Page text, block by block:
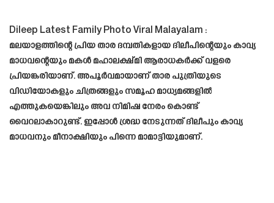
Dileep Latest Family Photo Viral Malayalam :
മലയാളത്തിന്റെ പ്രിയ താര ദമ്പതികളായ ദിലീപിന്റെയും കാവ്യ
മാധവന്റെയും മകൾ മഹാലക്ഷ്മി ആരാധകർക്ക് വളരെ
പ്രിയങ്കരിയാണ്. അപൂർവമായാണ് താര പുത്രിയുടെ
വിഡിയോകളും ചിത്രങ്ങളും സമൂഹ മാധ്യമങ്ങളിൽ
എത്തുകയെങ്കിലും അവ നിമിഷ നേരം കൊണ്ട്
വൈറലാകാറുണ്ട്. ഇപ്പോൾ ശ്രദ്ധ നേടുന്നത് ദിലീപും കാവ്യ
മാധവനും മീനാക്ഷിയും പിന്നെ മാമാട്ടിയുമാണ്.